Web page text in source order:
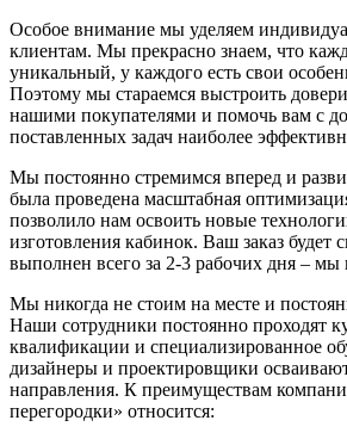
Особое внимание мы уделяем
клиентам. Мы прекрасно знаем, что
уникальный, у каждого есть свои
Поэтому мы стараемся выстроить
нашими покупателями и помочь вам с
поставленных задач наиболее
Мы постоянно стремимся вперед и
была проведена масштабная
позволило нам освоить новые
изготовления кабинок. Ваш заказ будет
выполнен всего за 2-3 рабочих дня – мы
Мы никогда не стоим на месте и
Наши сотрудники постоянно проходят
квалификации и специализированное
дизайнеры и проектировщики
направления. К преимуществам
перегородки» относится: